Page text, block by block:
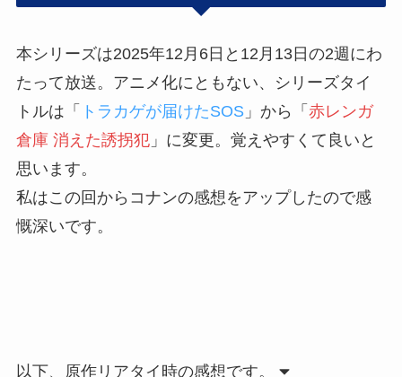
本シリーズは2025年12月6日と12月13日の2週にわ
たって放送。アニメ化にともない、シリーズタイ
トルは「
トラカゲが届けたSOS」から「 赤レンガ
倉庫 消えた誘拐犯」に変更。覚えやすくて良いと
思います。
私はこの回からコナンの感想をアップしたので感
慨深いです。
以下、原作リアタイ時の感想です。